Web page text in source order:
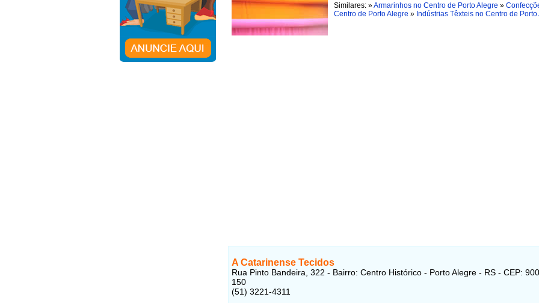
Similares: »Armarinhos no Centro de Porto Alegre »
Centro de Porto Alegre » Indústrias Têxteis no Centro de Porto
A Catarinense Tecidos
Rua Pinto Bandeira, 322 - Bairro: Centro Histórico - Porto Alegre - RS - CEP:
150
(51) 3221-4311